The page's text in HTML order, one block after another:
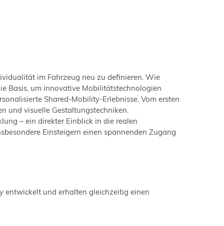
im Fahrzeug neu zu definieren. Wie
Basis, um innovative Mobilitätstechnologien
Shared-Mobility-Erlebnisse. Vom ersten
und visuelle Gestaltungstechniken.
– ein direkter Einblick in die realen
Einsteigern einen spannenden Zugang
entwickelt und erhalten gleichzeitig einen